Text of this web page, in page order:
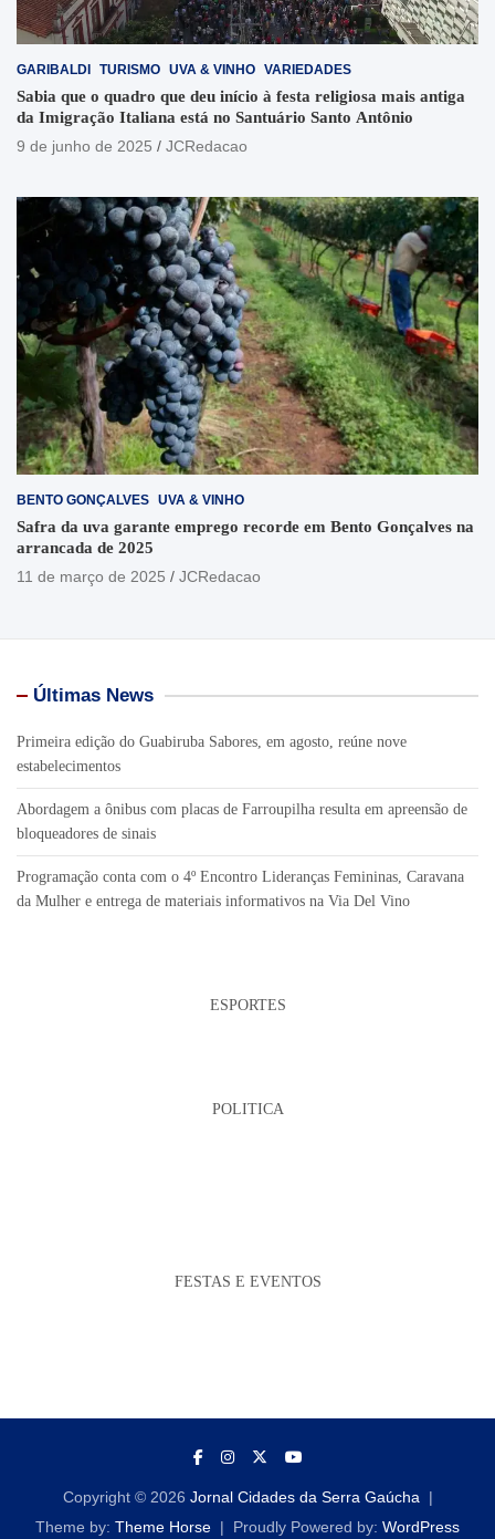
GARIBALDI TURISMO UVA & VINHO VARIEDADES
Sabia que o quadro que deu início à festa religiosa mais antiga
da Imigração Italiana está no Santuário Santo Antônio
9 de junho de 2025
JCRedacao
BENTO GONÇALVES UVA & VINHO
Safra da uva garante emprego recorde em Bento Gonçalves na
arrancada de 2025
11 de março de 2025
JCRedacao
Últimas News
Primeira edição do Guabiruba Sabores, em agosto, reúne nove
estabelecimentos
Abordagem a ônibus com placas de Farroupilha resulta em apreensão de
bloqueadores de sinais
Programação conta com o 4º Encontro Lideranças Femininas, Caravana
da Mulher e entrega de materiais informativos na Via Del Vino
ESPORTES
POLITICA
FESTAS E EVENTOS
Copyright © 2026 Jornal Cidades da Serra Gaúcha
Theme by: Theme Horse Proudly Powered by: WordPress